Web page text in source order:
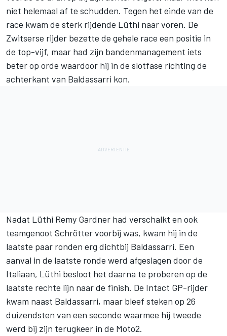
niet helemaal af te schudden. Tegen het einde van de
race kwam de sterk rijdende Lüthi naar voren. De
Zwitserse rijder bezette de gehele race een positie in
de top-vijf, maar had zijn bandenmanagement iets
beter op orde waardoor hij in de slotfase richting de
achterkant van Baldassarri kon.
Nadat Lüthi Remy Gardner had verschalkt en ook
teamgenoot Schrötter voorbij was, kwam hij in de
laatste paar ronden erg dichtbij Baldassarri. Een
aanval in de laatste ronde werd afgeslagen door de
Italiaan, Lüthi besloot het daarna te proberen op de
laatste rechte lijn naar de finish. De Intact GP-rijder
kwam naast Baldassarri, maar bleef steken op 26
duizendsten van een seconde waarmee hij tweede
werd bij zijn terugkeer in de Moto2.